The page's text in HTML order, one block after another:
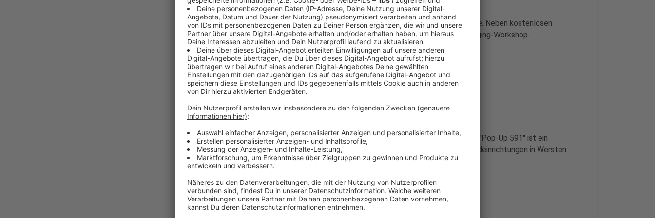
Heute ist der erste Termin am Bolzplatz an der Reusrather Straße. Neben kostenlosen
Fitness-Kursen gibt es auch einen Live-DJ und einen Grafitti-Tagging-Workshop.
Anzeige
Zwei weitere Termine sind geplant
Anzeige
Die weiteren Festivaltermine sind der 6. Juni und der 11. Juli. Das "Pop-Up 591" ist ein
gemeinsames Projekt des
und verschiedener Jugendeinrichtungen in Wersten.
Anzeige
Weitere Infos und Links zum Thema: